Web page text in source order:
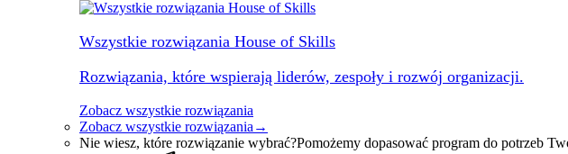
Wszystkie rozwiązania House of Skills
Rozwiązania, które wspierają liderów, zespoły i rozwój organizacji.
Zobacz wszystkie rozwiązania
Zobacz wszystkie rozwiązania →
Nie wiesz, które rozwiązanie wybrać?Pomożemy dopasować program do potrzeb